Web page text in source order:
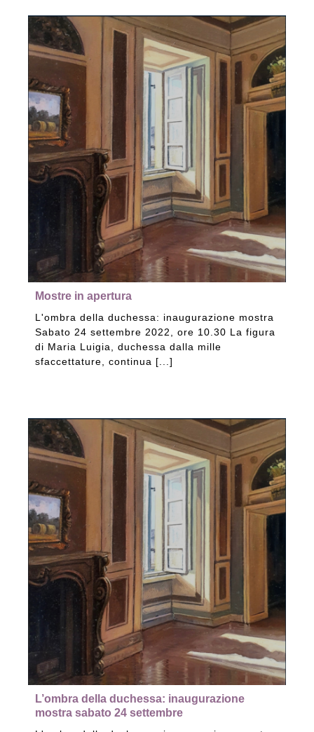
Mostre in apertura
L'ombra della duchessa: inaugurazione mostra
Sabato 24 settembre 2022, ore 10.30 La figura
di Maria Luigia, duchessa dalla mille
sfaccettature, continua [...]
L’ombra della duchessa: inaugurazione
mostra sabato 24 settembre